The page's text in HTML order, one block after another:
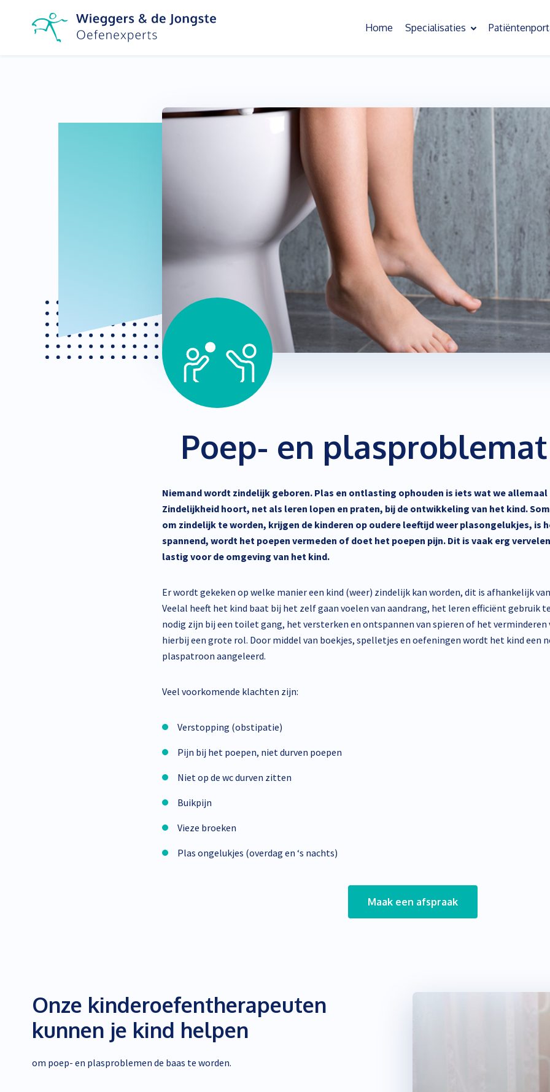
Home Specialisaties
Slaapoefentherapie
Bekkenoefentherapie
Behandeling chronische pijn
Psychosomatische oefentherapie
Scoliose oefentherapie
Kinderoefentherapie
Sensorische informatieverwerking
Behandeling 0 tot 2 jaar en babymassage
Poep- en
Niemand wordt zindelijk geboren. Plas en ontlasting ophouden is iets wat we
Zindelijkheid hoort, net als leren lopen en praten, bij de ontwikkeling van het kind.
om zindelijk te worden, krijgen de kinderen op oudere leeftijd weer plasongelukjes, is
spannend, wordt het poepen vermeden of doet het poepen pijn. Dit is vaak erg
lastig voor de omgeving van het kind.
Er wordt gekeken op welke manier een kind (weer) zindelijk kan worden, dit is afhankelijk
Veelal heeft het kind baat bij het zelf gaan voelen van aandrang, het leren efficiënt gebruik
nodig zijn bij een toilet gang, het versterken en ontspannen van spieren of het verminderen
hierbij een grote rol. Door middel van boekjes, spelletjes en oefeningen wordt het kind een
plaspatroon aangeleerd.
Veel voorkomende klachten zijn:
Verstopping (obstipatie)
Pijn bij het poepen, niet durven poepen
Niet op de wc durven zitten
Buikpijn
Vieze broeken
Plas ongelukjes (overdag en ‘s nachts)
Maak een afspraak
Onze kinderoefentherapeuten
kunnen je kind helpen
om poep- en plasproblemen de baas te worden.